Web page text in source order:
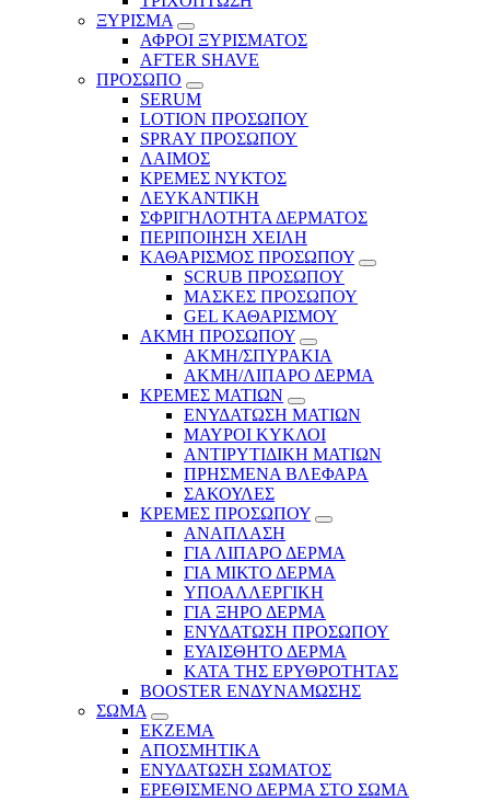
ΞΥΡΙΣΜΑ
ΑΦΡΟΙ ΞΥΡΙΣΜΑΤΟΣ
AFTER SHAVE
ΠΡΟΣΩΠΟ
SERUM
LOTION ΠΡΟΣΩΠΟΥ
SPRAY ΠΡΟΣΩΠΟΥ
ΛΑΙΜΟΣ
ΚΡΕΜΕΣ ΝΥΚΤΟΣ
ΛΕΥΚΑΝΤΙΚΗ
ΣΦΡΙΓΗΛΟΤΗΤΑ ΔΕΡΜΑΤΟΣ
ΠΕΡΙΠΟΙΗΣΗ ΧΕΙΛΗ
ΚΑΘΑΡΙΣΜΟΣ ΠΡΟΣΩΠΟΥ
SCRUB ΠΡΟΣΩΠΟΥ
ΜΑΣΚΕΣ ΠΡΟΣΩΠΟΥ
GEL ΚΑΘΑΡΙΣΜΟΥ
ΑΚΜΗ ΠΡΟΣΩΠΟΥ
ΑΚΜΗ/ΣΠΥΡΑΚΙΑ
ΑΚΜΗ/ΛΙΠΑΡΟ ΔΕΡΜΑ
ΚΡΕΜΕΣ ΜΑΤΙΩΝ
ΕΝΥΔΑΤΩΣΗ ΜΑΤΙΩΝ
ΜΑΥΡΟΙ ΚΥΚΛΟΙ
ΑΝΤΙΡΥΤΙΔΙΚΗ ΜΑΤΙΩΝ
ΠΡΗΣΜΕΝΑ ΒΛΕΦΑΡΑ
ΣΑΚΟΥΛΕΣ
ΚΡΕΜΕΣ ΠΡΟΣΩΠΟΥ
ΑΝΑΠΛΑΣΗ
ΓΙΑ ΛΙΠΑΡΟ ΔΕΡΜΑ
ΓΙΑ ΜΙΚΤΟ ΔΕΡΜΑ
ΥΠΟΑΛΛΕΡΓΙΚΗ
ΓΙΑ ΞΗΡΟ ΔΕΡΜΑ
ΕΝΥΔΑΤΩΣΗ ΠΡΟΣΩΠΟΥ
ΕΥΑΙΣΘΗΤΟ ΔΕΡΜΑ
ΚΑΤΑ ΤΗΣ ΕΡΥΘΡΟΤΗΤΑΣ
BOOSTER ΕΝΔΥΝΑΜΩΣΗΣ
ΣΩΜΑ
ΕΚΖΕΜΑ
ΑΠΟΣΜΗΤΙΚΑ
ΕΝΥΔΑΤΩΣΗ ΣΩΜΑΤΟΣ
ΕΡΕΘΙΣΜΕΝΟ ΔΕΡΜΑ ΣΤΟ ΣΩΜΑ